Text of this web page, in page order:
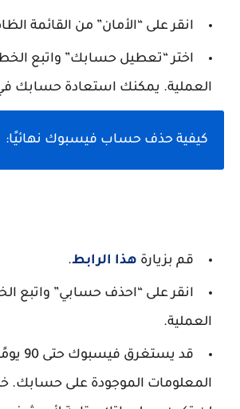
انقر على “الأمان” من القائمة
اختر “تعطيل حسابك” واتبع
العملية. يمكنك استعادة حسابك
كيفية حذف حساب فيسبوك نهائيًا:
قم بزيارة هذا الرابط.
انقر على “احذف حسابي” واتبع
العملية.
قد
المعلومات الموجودة على حسابك.